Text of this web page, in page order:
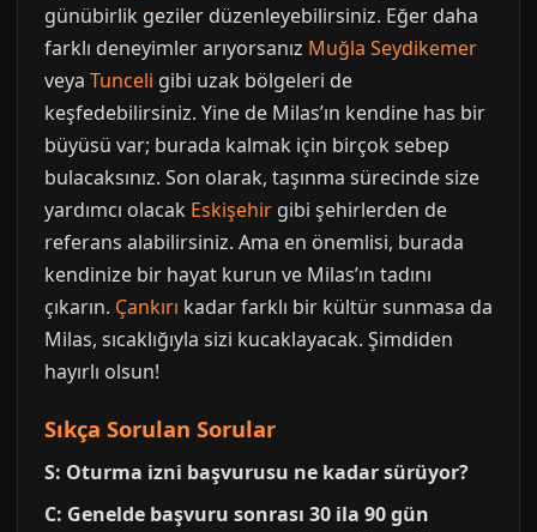
günübirlik geziler düzenleyebilirsiniz. Eğer daha
farklı deneyimler arıyorsanız Muğla Seydikemer
veya Tunceli gibi uzak bölgeleri de
keşfedebilirsiniz. Yine de Milas’ın kendine has bir
büyüsü var; burada kalmak için birçok sebep
bulacaksınız. Son olarak, taşınma sürecinde size
yardımcı olacak Eskişehir gibi şehirlerden de
referans alabilirsiniz. Ama en önemlisi, burada
kendinize bir hayat kurun ve Milas’ın tadını
çıkarın. Çankırı kadar farklı bir kültür sunmasa da
Milas, sıcaklığıyla sizi kucaklayacak. Şimdiden
hayırlı olsun!
Sıkça Sorulan Sorular
S: Oturma izni başvurusu ne kadar sürüyor?
C: Genelde başvuru sonrası 30 ila 90 gün